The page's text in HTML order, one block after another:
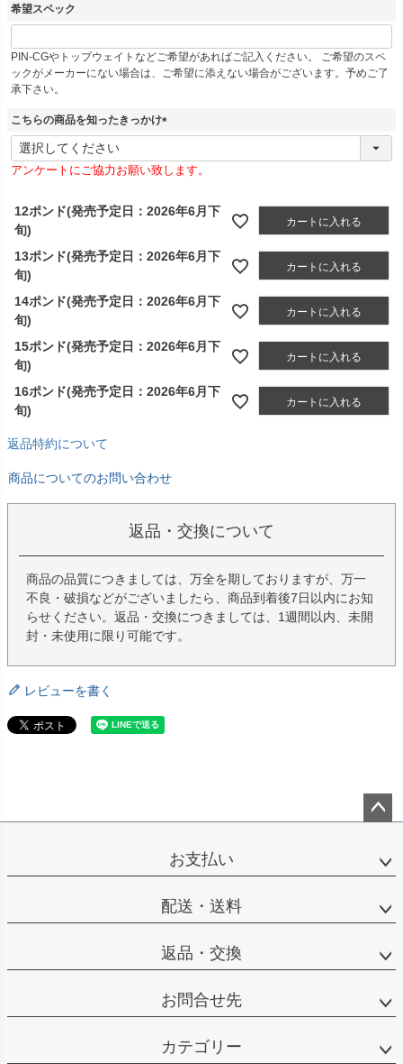
希望スペック
PIN-CGやトップウェイトなどご希望があればご記入ください。 ご希望のスペ
ックがメーカーにない場合は、ご希望に添えない場合がございます。予めご了
承下さい。
こちらの商品を知ったきっかけ
(
須
アンケートにご協力お願い致します。
12ポンド(発売予定日：2026年6月下
旬)
カートに入れる
13ポンド(発売予定日：2026年6月下
旬)
カートに入れる
14ポンド(発売予定日：2026年6月下
旬)
カートに入れる
15ポンド(発売予定日：2026年6月下
旬)
カートに入れる
16ポンド(発売予定日：2026年6月下
旬)
カートに入れる
返品特約について
商品についてのお問い合わせ
返品・交換について
商品の品質につきましては、万全を期しておりますが、万一
不良・破損などがございましたら、商品到着後7日以内にお知
らせください。返品・交換につきましては、1週間以内、未開
封・未使用に限り可能です。
レビューを書く
ップ
お支払い
配送・送料
返品・交換
お問合せ先
カテゴリー